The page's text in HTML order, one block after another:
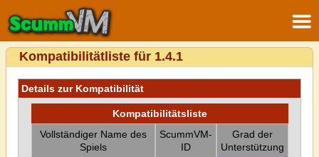
Kompatibilitätliste für 1.4.1
Details zur Kompatibilität
Kompatibilitätsliste
Vollständiger Name des
Spiels
ScummVM-
ID
Grad der
Unterstützung